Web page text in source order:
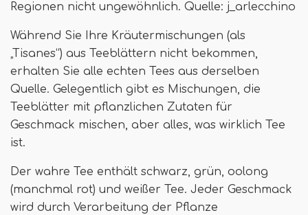
Regionen nicht ungewöhnlich. Quelle: j_arlecchino
Während Sie Ihre Kräutermischungen (als
„Tisanes“) aus Teeblättern nicht bekommen,
erhalten Sie alle echten Tees aus derselben
Quelle. Gelegentlich gibt es Mischungen, die
Teeblätter mit pflanzlichen Zutaten für
Geschmack mischen, aber alles, was wirklich Tee
ist.
Der wahre Tee enthält schwarz, grün, oolong
(manchmal rot) und weißer Tee. Jeder Geschmack
wird durch Verarbeitung der Pflanze